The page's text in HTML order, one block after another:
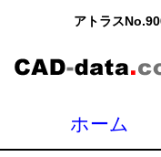
アトラス
ホーム